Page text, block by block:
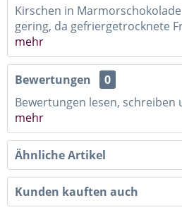
Kirschen in
gering, da gefriergetrocknete
mehr
Bewertungen
0
Bewertungen lesen, schreiben
mehr
Ähnliche Artikel
Kunden kauften auch